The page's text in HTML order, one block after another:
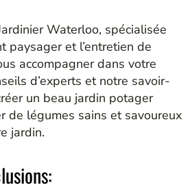
Waterloo, spécialisée
paysager et l’entretien de
accompagner dans votre
d’experts et notre savoir-
un beau jardin potager
de légumes sains et savoureux
jardin.